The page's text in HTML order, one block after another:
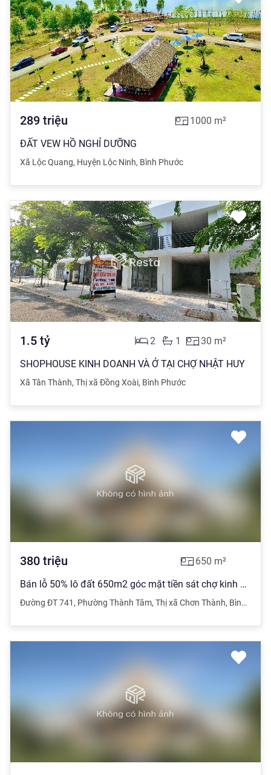
289 triệu 1000 m²
ĐẤT VEW HỒ NGHỈ DƯỠNG
Xã Lộc Quang, Huyện Lộc Ninh, Bình Phước
1.5 tỷ 30 m²
1
2
SHOPHOUSE KINH DOANH VÀ Ở TẠI CHỢ NHẬT HUY
Xã Tân Thành, Thị xã Đồng Xoài, Bình Phước
380 triệu 650 m²
Bán lỗ 50% lô đất 650m2 góc mặt tiền sát chợ kinh doanh ngay
Đường ĐT 741 , Phường Thành Tâm, Thị xã Chơn Thành, Bình Phước